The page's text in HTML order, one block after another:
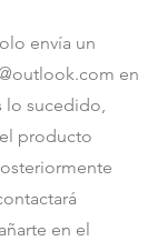
envía un
en
lo sucedido,
producto
en el